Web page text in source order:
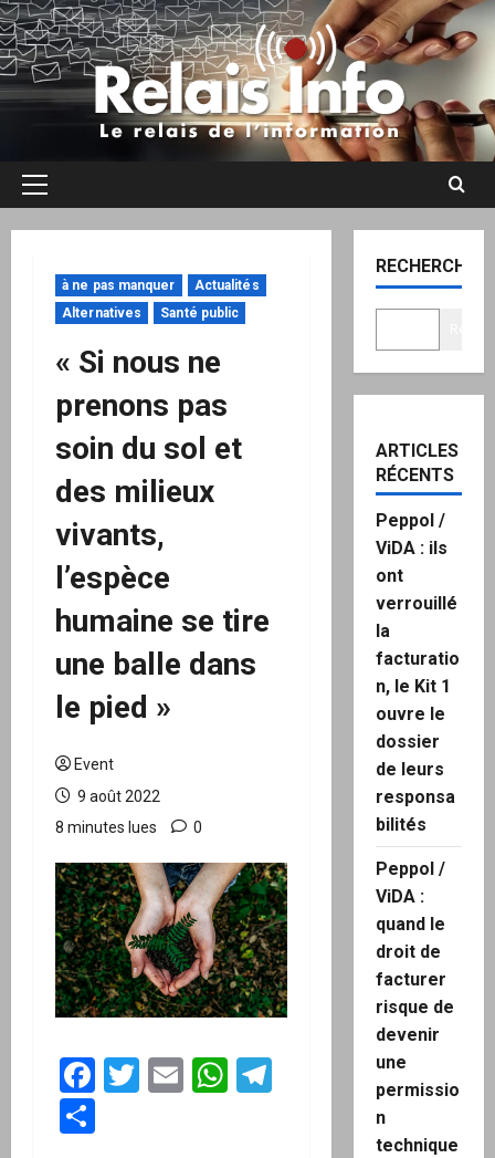
Aller
au
contenu
Menu
à ne pas manquer
Actualités
Alternatives
Santé public
« Si nous ne
prenons pas
soin du sol et
des milieux
vivants,
l’espèce
humaine se tire
une balle dans
le pied »
Event
9 août 2022
8 minutes lues
0
Facebook
Twitter
EmailWhatsApp
Telegram
RECHERCHER
ARTICLES
RÉCENTS
Peppol /
ViDA : ils
ont
verrouillé
la
facturatio
n, le Kit 1
ouvre le
dossier
de leurs
responsa
bilités
Peppol /
ViDA :
quand le
droit de
facturer
risque de
devenir
une
permissio
n
technique